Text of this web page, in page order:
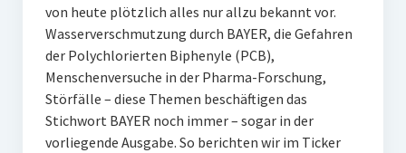
von heute plötzlich alles nur allzu bekannt vor.
Wasserverschmutzung durch BAYER, die Gefahren
der Polychlorierten Biphenyle (PCB),
Menschenversuche in der Pharma-Forschung,
Störfälle – diese Themen beschäftigen das
Stichwort BAYER noch immer – sogar in der
vorliegende Ausgabe. So berichten wir im Ticker